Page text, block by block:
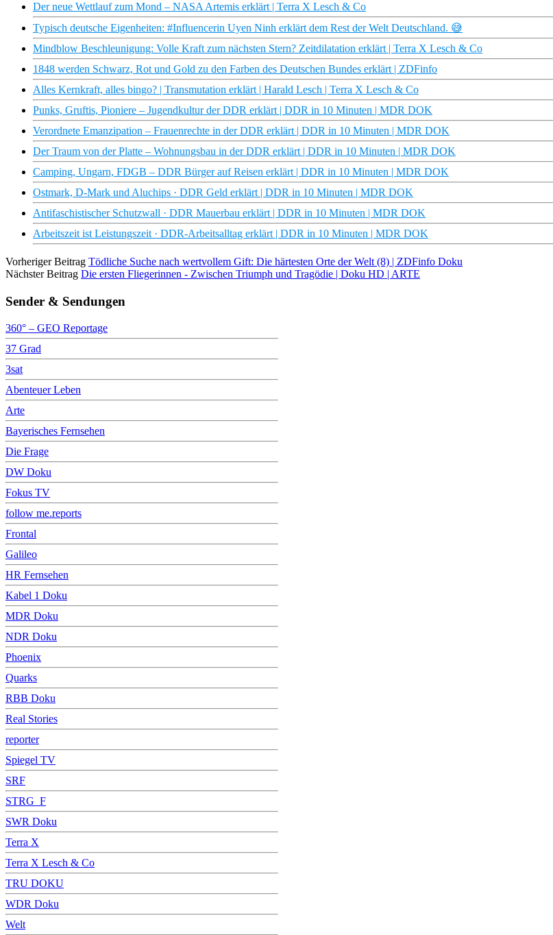
Der neue Wettlauf zum Mond – NASA Artemis erklärt | Terra X Lesch & Co
Typisch deutsche Eigenheiten: #Influencerin Uyen Ninh erklärt dem Rest der Welt Deutschland. 😅
Mindblow Beschleunigung: Volle Kraft zum nächsten Stern? Zeitdilatation erklärt | Terra X Lesch & Co
1848 werden Schwarz, Rot und Gold zu den Farben des Deutschen Bundes erklärt | ZDFinfo
Alles Kernkraft, alles bingo? | Transmutation erklärt | Harald Lesch | Terra X Lesch & Co
Punks, Gruftis, Pioniere – Jugendkultur der DDR erklärt | DDR in 10 Minuten | MDR DOK
Verordnete Emanzipation – Frauenrechte in der DDR erklärt | DDR in 10 Minuten | MDR DOK
Der Traum von der Platte – Wohnungsbau in der DDR erklärt | DDR in 10 Minuten | MDR DOK
Camping, Ungarn, FDGB – DDR Bürger auf Reisen erklärt | DDR in 10 Minuten | MDR DOK
Ostmark, D-Mark und Aluchips · DDR Geld erklärt | DDR in 10 Minuten | MDR DOK
Antifaschistischer Schutzwall · DDR Mauerbau erklärt | DDR in 10 Minuten | MDR DOK
Arbeitszeit ist Leistungszeit · DDR-Arbeitsalltag erklärt | DDR in 10 Minuten | MDR DOK
Vorheriger Beitrag Tödliche Suche nach wertvollem Gift: Die härtesten Orte der Welt (8) | ZDFinfo Doku
Nächster Beitrag Die ersten Fliegerinnen - Zwischen Triumph und Tragödie | Doku HD | ARTE
Sender & Sendungen
360° – GEO Reportage
37 Grad
3sat
Abenteuer Leben
Arte
Bayerisches Fernsehen
Die Frage
DW Doku
Fokus TV
follow me.reports
Frontal
Galileo
HR Fernsehen
Kabel 1 Doku
MDR Doku
NDR Doku
Phoenix
Quarks
RBB Doku
Real Stories
reporter
Spiegel TV
SRF
STRG_F
SWR Doku
Terra X
Terra X Lesch & Co
TRU DOKU
WDR Doku
Welt